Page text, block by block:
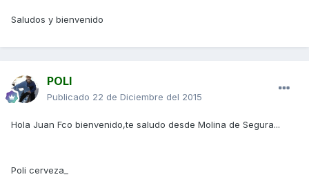
Saludos y bienvenido
POLI
Publicado 22 de Diciembre del 2015
Hola Juan Fco bienvenido,te saludo desde Molina de Segura...
Poli cerveza_